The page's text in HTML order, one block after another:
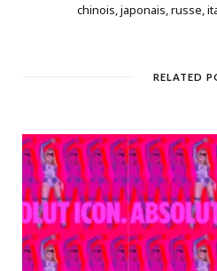
chinois, japonais, russe,
RELATED